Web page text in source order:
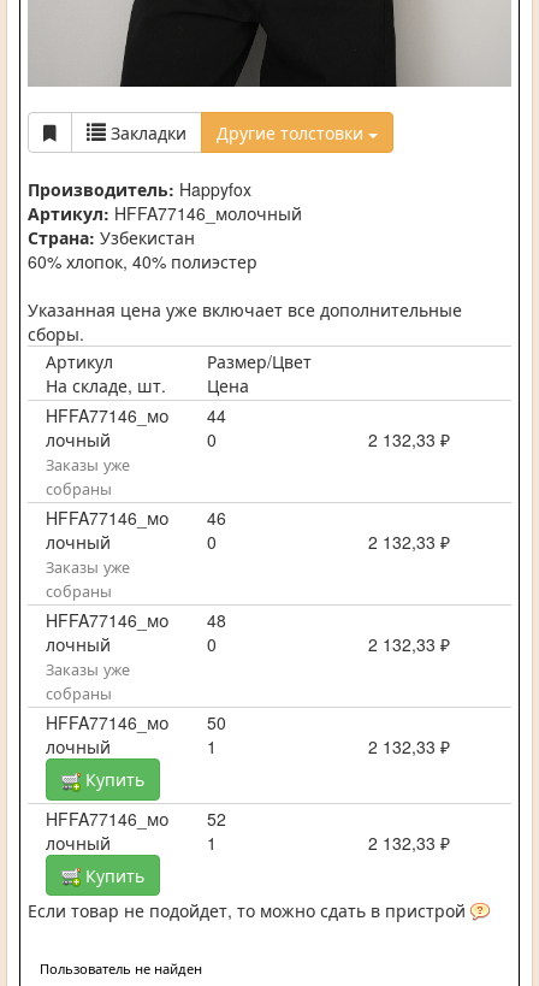
Закладки Другие толстовки
Производитель: Happyfox
Артикул: HFFA77146_молочный
Страна: Узбекистан
60% хлопок, 40% полиэстер
Указанная цена уже включает все дополнительные
сборы.
Артикул
Размер/Цвет
На складе, шт.
Цена
HFFA77146_мо
лочный
44
0
2 132,33 ₽
Заказы уже
собраны
HFFA77146_мо
лочный
46
0
2 132,33 ₽
Заказы уже
собраны
HFFA77146_мо
лочный
48
0
2 132,33 ₽
Заказы уже
собраны
HFFA77146_мо
лочный
50
1
2 132,33 ₽
Купить
HFFA77146_мо
лочный
52
1
2 132,33 ₽
Купить
Если товар не подойдет, то можно сдать в пристрой
Пользователь не найден